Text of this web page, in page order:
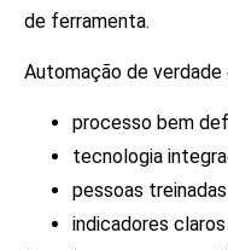
de ferramenta.
Automação de verdade
processo bem
tecnologia
pessoas treinadas
indicadores claros